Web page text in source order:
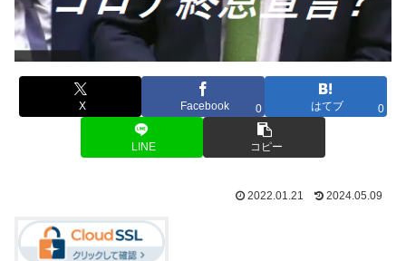
X Facebook 0 はてブ 0
LINE コピー
2022.01.21 2024.05.09